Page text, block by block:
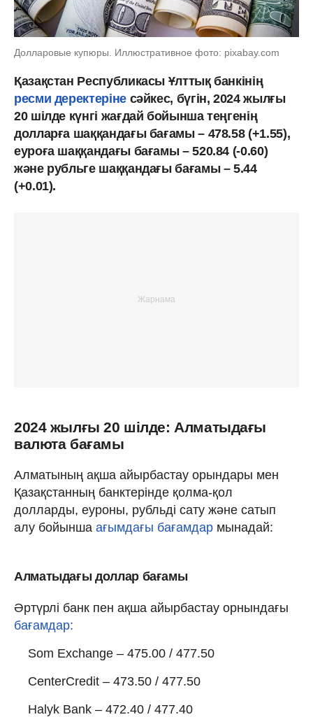
Долларовые купюры. Иллюстративное фото: pixabay.com
Қазақстан Республикасы Ұлттық банкінің
ресми деректерінесәйкес, бүгін, 2024 жылғы
20 шілде күнгі жағдай бойынша теңгенің
долларға шаққандағы бағамы – 478.58 (+1.55),
еуроға шаққандағы бағамы – 520.84 (-0.60)
және рубльге шаққандағы бағамы – 5.44
(+0.01).
2024 жылғы 20 шілде: Алматыдағы
валюта бағамы
Алматының ақша айырбастау орындары мен
Қазақстанның банктерінде қолма-қол
долларды, еуроны, рубльді сату және сатып
алу бойынша ағымдағы бағамдар мынадай:
Алматыдағы доллар бағамы
Әртүрлі банк пен ақша айырбастау орнындағы
бағамдар:
Som Exchange – 475.00 / 477.50
CenterCredit – 473.50 / 477.50
Halyk Bank – 472.40 / 477.40